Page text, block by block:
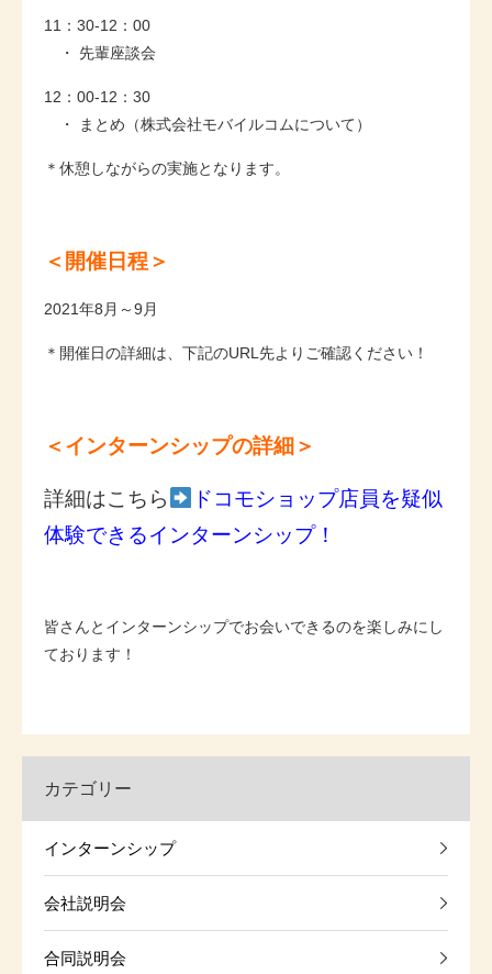
11：30-12：00
・ 先輩座談会
12：00-12：30
・ まとめ（株式会社モバイルコムについて）
＊休憩しながらの実施となります。
＜開催日程＞
2021年8月～9月
＊開催日の詳細は、下記のURL先よりご確認ください！
＜インターンシップの詳細＞
詳細はこちら
ドコモショップ店員を疑似
体験できるインターンシップ！
皆さんとインターンシップでお会いできるのを楽しみにし
ております！
カテゴリー
インターンシップ
会社説明会
合同説明会